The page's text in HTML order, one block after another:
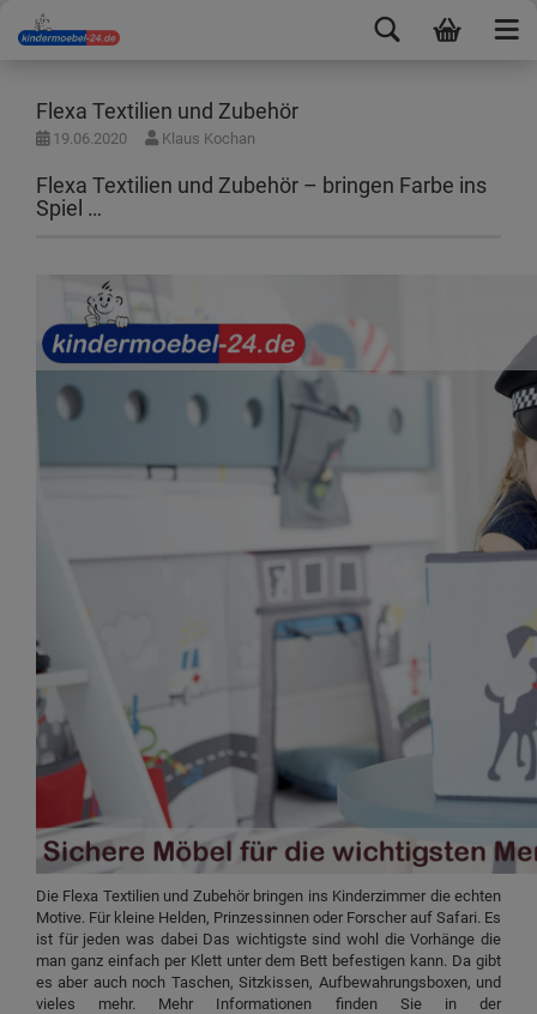
Flexa Textilien und Zubehör
19.06.2020 Klaus Kochan
Flexa Textilien und Zubehör – bringen Farbe ins
Spiel …
Die Flexa Textilien und Zubehör bringen ins Kinderzimmer die echten
Motive. Für kleine Helden, Prinzessinnen oder Forscher auf Safari. Es
ist für jeden was dabei Das wichtigste sind wohl die Vorhänge die
man ganz einfach per Klett unter dem Bett befestigen kann. Da gibt
es aber auch noch Taschen, Sitzkissen, Aufbewahrungsboxen, und
vieles mehr. Mehr Informationen finden Sie in der